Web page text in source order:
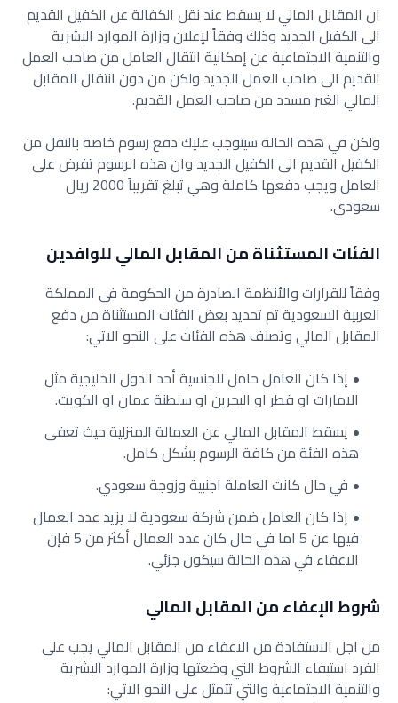
ان المقابل المالي لا يسقط عند نقل الكفالة عن الكفيل القديم
الى الكفيل الجديد وذلك وفقاً لإعلان وزارة الموارد البشرية
والتنمية الاجتماعية عن إمكانية انتقال العامل من صاحب العمل
القديم الى صاحب العمل الجديد ولكن من دون انتقال المقابل
المالي الغير مسدد من صاحب العمل القديم.
ولكن في هذه الحالة سيتوجب عليك دفع رسوم خاصة بالنقل من
الكفيل القديم الى الكفيل الجديد وان هذه الرسوم تفرض على
العامل ويجب دفعها كاملة وهي تبلغ تقريباً 2000 ريال
سعودي.
الفئات المستثناة من المقابل المالي للوافدين
وفقاً للقرارات والأنظمة الصادرة من الحكومة في المملكة
العربية السعودية تم تحديد بعض الفئات المستثناة من دفع
المقابل المالي وتصنف هذه الفئات على النحو الاتي:
إذا كان العامل حامل للجنسية أحد الدول الخليجية مثل
الامارات او قطر او البحرين او سلطنة عمان او الكويت.
يسقط المقابل المالي عن العمالة المنزلية حيث تعفى
هذه الفئة من كافة الرسوم بشكل كامل.
في حال كانت العاملة اجنبية وزوجة سعودي.
إذا كان العامل ضمن شركة سعودية لا يزيد عدد العمال
فيها عن 5 اما في حال كان عدد العمال أكثر من 5 فإن
الاعفاء في هذه الحالة سيكون جزئي.
شروط الإعفاء من المقابل المالي
من اجل الاستفادة من الاعفاء من المقابل المالي يجب على
الفرد استيفاء الشروط التي وضعتها وزارة الموارد البشرية
والتنمية الاجتماعية والتي تتمثل على النحو الاتي: